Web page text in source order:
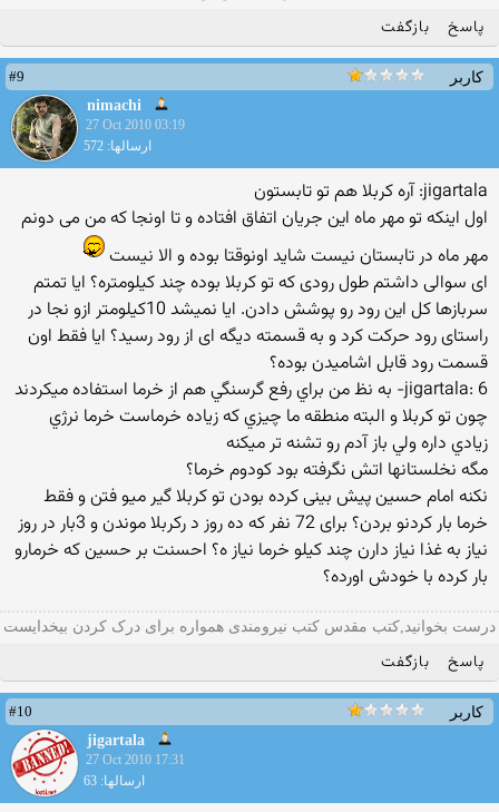
پاسخ بازگفت
کاربر
#9
nimachi
27 Oct 2010 03:19
ارسالها: 572
jigartala: آره كربلا هم تو تابستون
اول اینكه تو مهر ماه این جریان اتفاق افتاده و تا اونجا كه من می دونم
مهر ماه در تابستان نیست شاید اونوقتا بوده و الا نیست
ای سوالی داشتم طول رودی كه تو كربلا بوده چند كیلومتره؟ ایا تمتم
سربازها كل این رود رو پوشش دادن. ایا نمیشد 10كیلومتر ازو نجا در
راستای رود حركت كرد و به قسمته دیگه ای از رود رسید؟ ایا فقط اون
قسمت رود قابل اشامیدن بوده؟
jigartala: 6- به نظ من براي رفع گرسنگي هم از خرما استفاده ميكردند
چون تو كربلا و البته منطقه ما چيزي كه زياده خرماست خرما نرژي
زيادي داره ولي باز آدم رو تشنه تر ميكنه
مگه نخلستانها اتش نگرفته بود كودوم خرما؟
نكنه امام حسین پیش بینی كرده بودن تو كربلا گیر میو فتن و فقط
خرما بار كردنو بردن؟ برای 72 نفر كه ده روز د ركربلا موندن و 3بار در روز
نیاز به غذا نیاز دارن چند كیلو خرما نیاز ه؟ احسنت بر حسین كه خرمارو
بار كرده با خودش اورده؟
درست بخوانید,کتب مقدس کتب نیرومندی همواره برای درک کردن بیخدایست
پاسخ بازگفت
کاربر
#10
jigartala
27 Oct 2010 17:31
ارسالها: 63